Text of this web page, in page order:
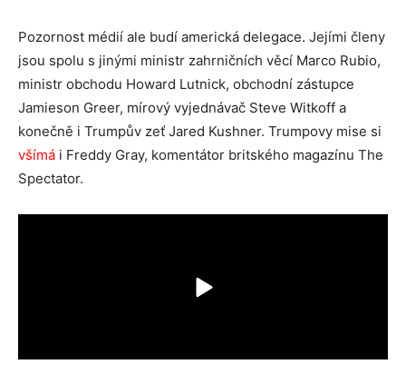
Pozornost médií ale budí americká delegace. Jejími členy
jsou spolu s jinými ministr zahrničních věcí Marco Rubio,
ministr obchodu Howard Lutnick, obchodní zástupce
Jamieson Greer, mírový vyjednávač Steve Witkoff a
konečně i Trumpův zeť Jared Kushner. Trumpovy mise si
všímá i Freddy Gray, komentátor britského magazínu The
Spectator.